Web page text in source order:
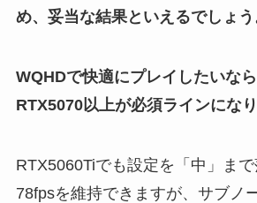
め、妥当な結果といえるでしょう
WQHDで快適にプレイしたいな
RTX5070以上が必須ラインにな
RTX5060Tiでも設定を「中」ま
78fpsを維持できますが、サブノ